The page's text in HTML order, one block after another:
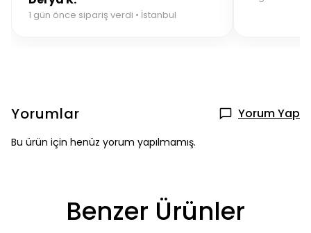
1 gün önce sipariş verdi • İstanbul
Yorumlar Yorum Yap
Bu ürün için henüz yorum yapılmamış.
Benzer Ürünler